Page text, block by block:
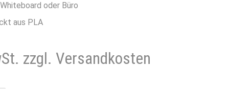
oder Büro
aus PLA
zzgl. Versandkosten